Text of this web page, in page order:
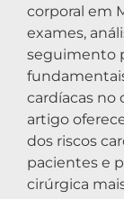
corporal em
exames,
seguimento
cardíacas no
artigo
dos riscos
pacientes e
cirúrgica